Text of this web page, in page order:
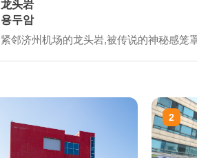
龙头岩
용두암
紧邻济州机场的龙头岩,被传说的神秘感笼
2